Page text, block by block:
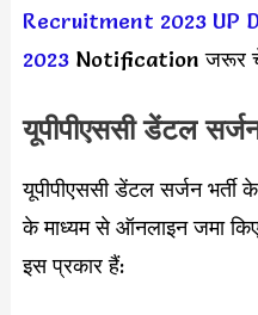
Recruitment 2023 UP
2023Notification जरूर
यूपीपीएससी डेंटल
यूपीपीएससी डेंटल सर्जन
के माध्यम से ऑनलाइन जमा
इस प्रकार हैं: